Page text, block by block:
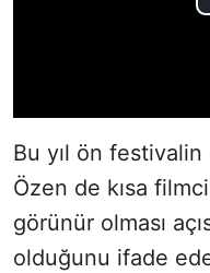
Bu yıl ön
Özen de kısa
görünür olması
olduğunu ifade